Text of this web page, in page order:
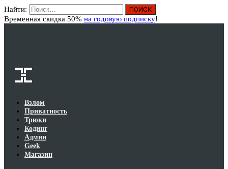
Найти:
Временная скидка 50% на годовую подписку!
Взлом
Приватность
Трюки
Кодинг
Админ
Geek
Магазин